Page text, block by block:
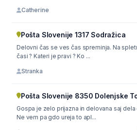
Catherine
Pošta Slovenije 1317 Sodražica
Delovni čas se ves čas spreminja. Na
časi ? Kateri je pravi ? Ko ...
Stranka
Pošta Slovenije 8350 Dolenjske
Gospa je zelo prijazna in delovana saj
Ne vem pa gdo ureja to apl...